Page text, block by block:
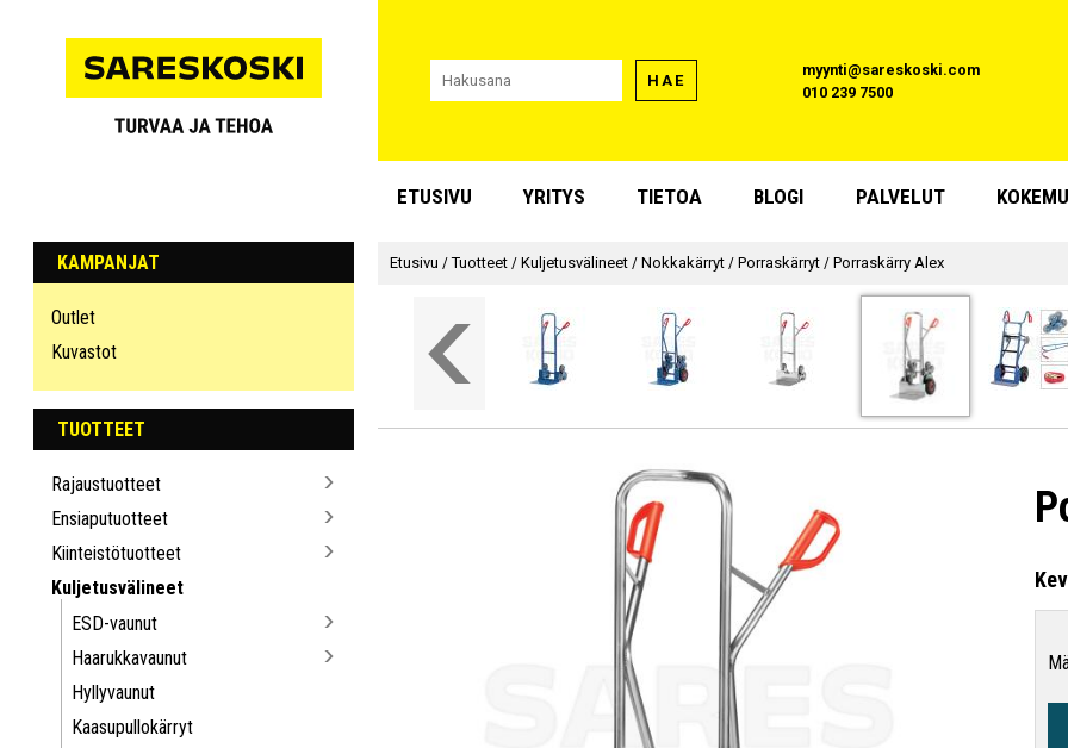
HAE
myynti@sareskoski.com
010 239 7500
ETUSIVU YRITYS TIETOA BLOGI PALVELUT
KAMPANJAT
Outlet
Kuvastot
TUOTTEET
Rajaustuotteet
Ensiaputuotteet
Kiinteistötuotteet
Kuljetusvälineet
ESD-vaunut
Haarukkavaunut
Hyllyvaunut
Kaasupullokärryt
Etusivu /Tuotteet /Kuljetusvälineet /Nokkakärryt /Porraskärryt /Porraskärry Alex